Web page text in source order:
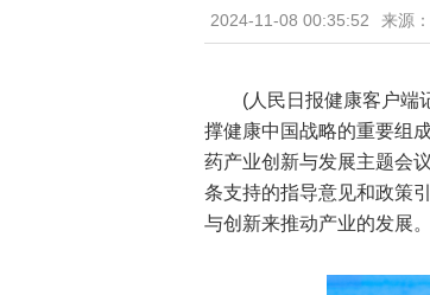
2024-11-08 00:35:52 来源：
(人民日报健康客户端
撑健康中国战略的重要组
药产业创新与发展主题会
条支持的指导意见和政策
与创新来推动产业的发展。